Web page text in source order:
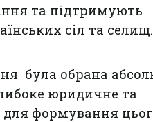
та підтримують
сіл та селищ.
була обрана
юридичне та
для формування